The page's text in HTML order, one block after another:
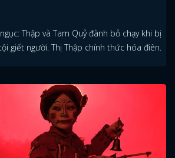
Thập và Tam Quỷ đành bỏ chạy khi bị
giết người. Thị Thập chính thức hóa điên.